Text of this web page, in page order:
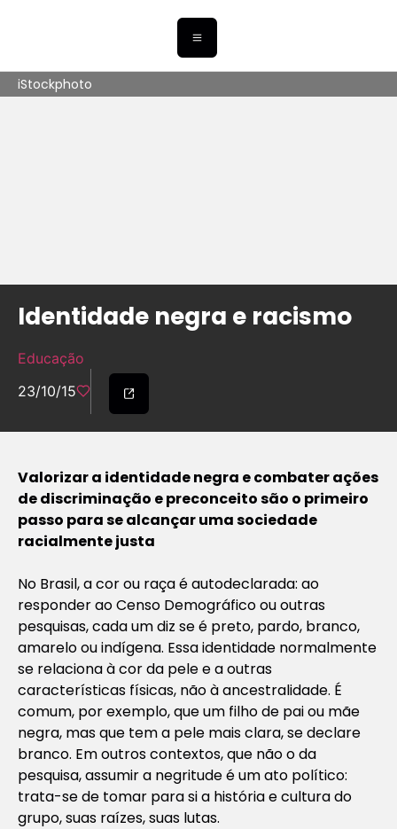
iStockphoto
Identidade negra e racismo
Educação
23/10/15
Valorizar a identidade negra e combater ações
de discriminação e preconceito são o primeiro
passo para se alcançar uma sociedade
racialmente justa
No Brasil, a cor ou raça é autodeclarada: ao
responder ao Censo Demográfico ou outras
pesquisas, cada um diz se é preto, pardo, branco,
amarelo ou indígena. Essa identidade normalmente
se relaciona à cor da pele e a outras
características físicas, não à ancestralidade. É
comum, por exemplo, que um filho de pai ou mãe
negra, mas que tem a pele mais clara, se declare
branco. Em outros contextos, que não o da
pesquisa, assumir a negritude é um ato político:
trata-se de tomar para si a história e cultura do
grupo, suas raízes, suas lutas.